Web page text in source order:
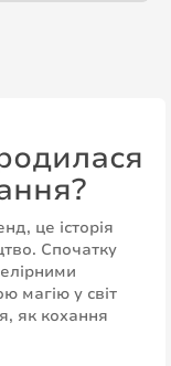
це історія
Спочатку
магію у світ
як кохання